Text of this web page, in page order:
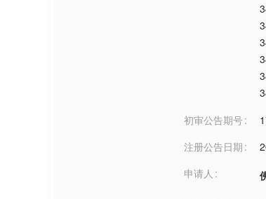
初审公告期号
注册公告日期
申请人